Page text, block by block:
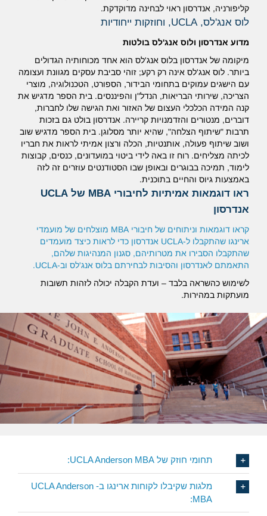
קליפורניה, אנדרסון ראוי לבחינה מדוקדקת.
לוס אנג'לס, UCLA, וחוזקות ייחודיות
מדוע אנדרסון ולוס אנג'לס בולטות
מיקומה של אנדרסון בלוס אנג'לס הוא אחד מכוחותיה הגדולים
ביותר. לוס אנג'לס אינה רק רקע; זוהי סביבת עסקים מגוונת ועצומה
עם הישגים עמוקים בתחומי הבידור, הספורט, הטכנולוגיה, מוצרי
הצריכה, שירותי הבריאות, הנדל"ן והפיננסים. בית הספר מדגיש את
קנה המידה הכלכלי העצום של האזור ואת הגישה שלו לחברות,
דוברים, מנטורים והזדמנויות קריירה. אנדרסון בולט גם בזכות
תרבות "שיתוף הצלחה", שהיא יותר מסלוגן. בית הספר מדגיש שוב
ושוב שיתוף פעולה, אותנטיות, הכלה ורצון אמיתי לראות את חבריו
לכיתה מצליחים. רוח זו באה לידי ביטוי במועדונים, כנסים, קבוצות
לימוד, תמיכה בבוגרים ובאופן שבו הסטודנטים עוזרים זה לזה
באמצעות גיוס והחיים בתוכנית.
ראו דוגמאות אמיתיות לחיבורי MBA של UCLA
אנדרסון
קראו דוגמאות וניתוחים של חיבורי MBA מוצלחים של מועמדי
ארינגו שהתקבלו ל-UCLA אנדרסון כדי לראות כיצד מועמדים
שהתקבלו הסבירו את מטרותיהם, סגנון המנהיגות שלהם,
התאמתם לאנדרסון והסיבות לבחירתם בלוס אנג'לס וב-UCLA.
לשימוש כהשראה בלבד – ועדת הקבלה יכולה לזהות תשובות
מועתקות במהירות.
תחומי חוזק של UCLA Anderson MBA:
מלגות שקיבלו לקוחות ארינגו ב- UCLA Anderson
MBA: